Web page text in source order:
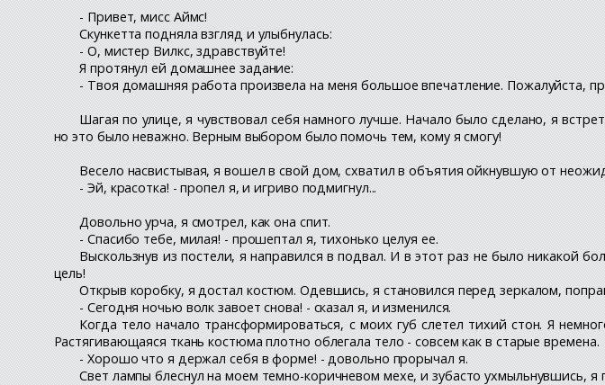
- Привет, мисс Аймс!
Скункетта подняла взгляд и улыбнулась:
- О, мистер Вилкс, здравствуйте!
Я протянул ей домашнее задание:
- Твоя домашняя работа произвела на меня большое впечатление. Пожалуйста,
Шагая по улице, я чувствовал себя намного лучше. Начало было сделано, я
но это было неважно. Верным выбором было помочь тем, кому я смогу!
Весело насвистывая, я вошел в свой дом, схватил в объятия ойкнувшую от
- Эй, красотка! - пропел я, и игриво подмигнул...
Довольно урча, я смотрел, как она спит.
- Спасибо тебе, милая! - прошептал я, тихонько целуя ее.
Выскользнув из постели, я направился в подвал. И в этот раз не было никакой
цель!
Открыв коробку, я достал костюм. Одевшись, я становился перед зеркалом,
- Сегодня ночью волк завоет снова! - сказал я, и изменился.
Когда тело начало трансформироваться, с моих губ слетел тихий стон. Я
Растягивающаяся ткань костюма плотно облегала тело - совсем как в старые времена.
- Хорошо что я держал себя в форме! - довольно прорычал я.
Свет лампы блеснул на моем темно-коричневом мехе, и зубасто ухмыльнувшись,